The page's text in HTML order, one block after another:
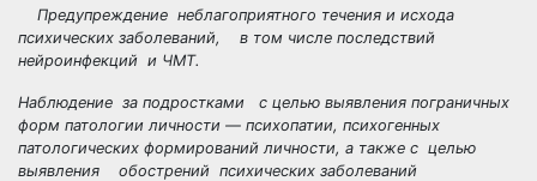
Предупреждение неблагоприятного течения и исхода
психических заболеваний, в том числе последствий
нейроинфекций и ЧМТ.
Наблюдение за подростками с целью выявления пограничных
форм патологии личности — психопатии, психогенных
патологических формирований личности, а также с целью
выявления обострений психических заболеваний